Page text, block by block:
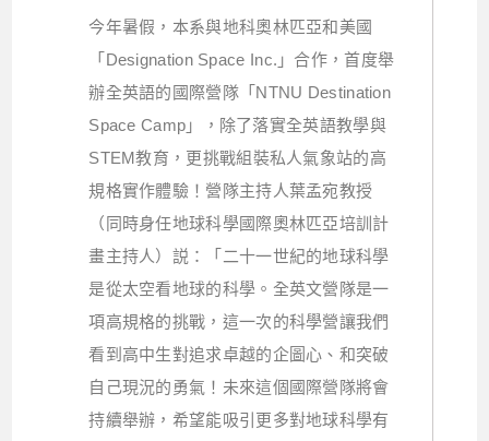
今年暑假，本系與地科奧林匹亞和美國
「Designation Space Inc.」合作，首度舉
辦全英語的國際營隊「NTNU Destination
Space Camp」，除了落實全英語教學與
STEM教育，更挑戰組裝私人氣象站的高
規格實作體驗！營隊主持人葉孟宛教授
（同時身任地球科學國際奧林匹亞培訓計
畫主持人）説：「二十一世紀的地球科學
是從太空看地球的科學。全英文營隊是一
項高規格的挑戰，這一次的科學營讓我們
看到高中生對追求卓越的企圖心、和突破
自己現況的勇氣！未來這個國際營隊將會
持續舉辦，希望能吸引更多對地球科學有